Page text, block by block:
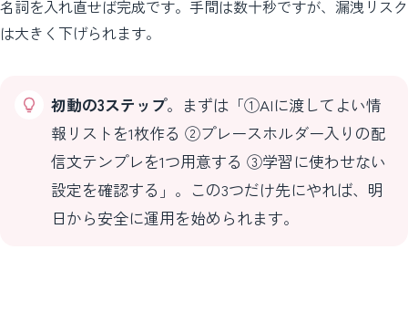
名詞を入れ直せば完成です。手間は数十秒ですが、漏洩リスク
は大きく下げられます。
初動の3ステップ。まずは「①AIに渡してよい情
報リストを1枚作る ②プレースホルダー入りの配
信文テンプレを1つ用意する ③学習に使わせない
設定を確認する」。この3つだけ先にやれば、明
日から安全に運用を始められます。